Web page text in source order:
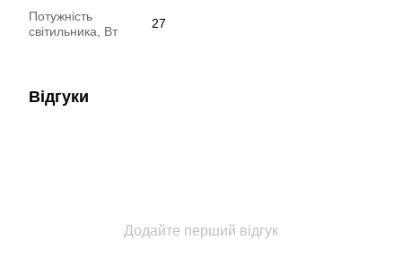
Потужність
світильника, Вт
27
Відгуки
Додайте перший відгук